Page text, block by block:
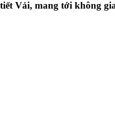
Vải, mang tới không